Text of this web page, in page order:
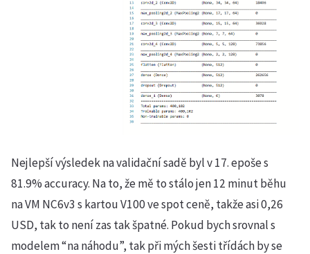
Nejlepší výsledek na validační sadě byl v 17. epoše s
81.9% accuracy. Na to, že mě to stálo jen 12 minut běhu
na VM NC6v3 s kartou V100 ve spot ceně, takže asi 0,26
USD, tak to není zas tak špatné. Pokud bych srovnal s
modelem “na náhodu”, tak při mých šesti třídách by se